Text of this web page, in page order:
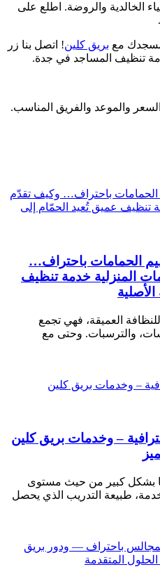
الخالدية والروضة. اطلع على
.
مع بريق كلين! اتصل بنا زر
تنظيف المساجد في جدة.
والموعد والفريق المناسب.
الحمامات باحتراف…
المنزلية خدمة تنظيف
العميقة، فهي تجمع
والترسبات. وحتى مع
– وخدمات بريق كلين
بشكل كبير من حيث مستوى
طبيعة التدريب الذي يحصل